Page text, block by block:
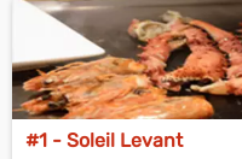
#1 - Soleil Levant